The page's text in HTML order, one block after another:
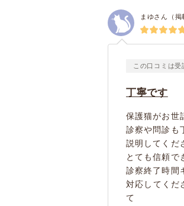
まゆさん（掲
この口コミは受
丁寧です
保護猫がお世
診察や問診も
説明してくだ
とても信頼で
診察終了時間
対応してくだ
て